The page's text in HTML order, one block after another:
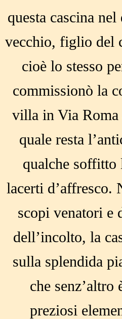
questa cascina
vecchio, figlio del
cioè lo stesso
commissionò la
villa in Via Roma
quale resta
qualche soffitto
lacerti d’affresco.
scopi venatori e
dell’incolto, la
sulla splendida
che senz’altro
preziosi